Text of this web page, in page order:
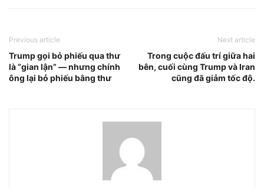
Previous article
Trump gọi bỏ phiếu qua thư
là “gian lận” — nhưng chính
ông lại bỏ phiếu bằng thư
Next article
Trong cuộc đấu trí giữa hai
bên, cuối cùng Trump và Iran
cũng đã giảm tốc độ.